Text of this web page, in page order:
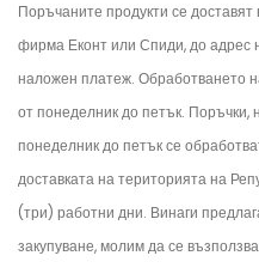
Поръчаните продукти се доставят
фирма Еконт или Спиди, до адрес
наложен платеж. Обработването
от понеделник до петък. Поръчки,
понеделник до петък се
доставката на територията на
(три) работни дни. Винаги
закупуване, молим да се